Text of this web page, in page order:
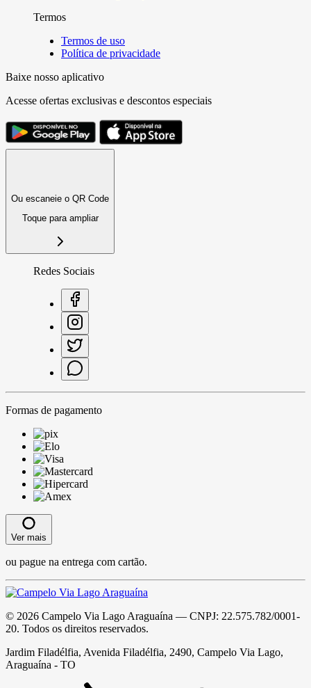
Termos
Termos de uso
Política de privacidade
Baixe nosso aplicativo
Acesse ofertas exclusivas e descontos especiais
Ou escaneie o QR Code
Toque para ampliar
Redes Sociais
Formas de pagamento
Ver mais
ou pague na entrega com cartão.
© 2026 Campelo Via Lago Araguaína — CNPJ: 22.575.782/0001-
20. Todos os direitos reservados.
Jardim Filadélfia, Avenida Filadélfia, 2490, Campelo Via Lago,
Araguaína - TO